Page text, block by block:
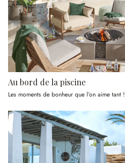
Au bord de la piscine
Les moments de bonheur que l’on aime tant !